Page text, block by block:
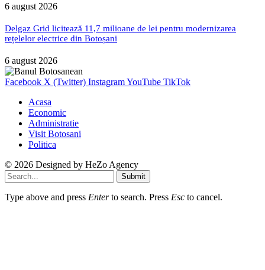
6 august 2026
Delgaz Grid licitează 11,7 milioane de lei pentru modernizarea
rețelelor electrice din Botoșani
6 august 2026
Facebook X (Twitter) InstagramYouTube TikTok
Acasa
Economic
Administratie
Visit Botosani
Politica
© 2026 Designed by HeZo Agency
Submit
Type above and press Enterto search. Press Esc to cancel.